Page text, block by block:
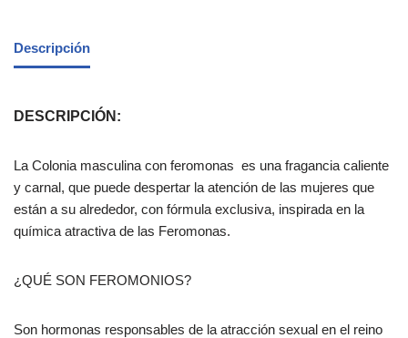
Descripción
DESCRIPCIÓN:
La Colonia masculina con feromonas es una fragancia caliente
y carnal, que puede despertar la atención de las mujeres que
están a su alrededor, con fórmula exclusiva, inspirada en la
química atractiva de las Feromonas.
¿QUÉ SON FEROMONIOS?
Son hormonas responsables de la atracción sexual en el reino